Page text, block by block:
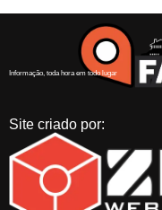
Informação, toda hora em todo lugar
Site criado por: